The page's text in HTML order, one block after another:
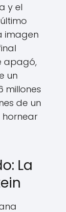
y el
imagen
apagó,
un
millones
de un
hornear
La